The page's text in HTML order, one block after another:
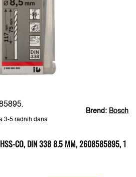
Brend: Bosch
3-5 radnih dana
HSS-CO, DIN 338 8.5 MM, 2608585895, 1